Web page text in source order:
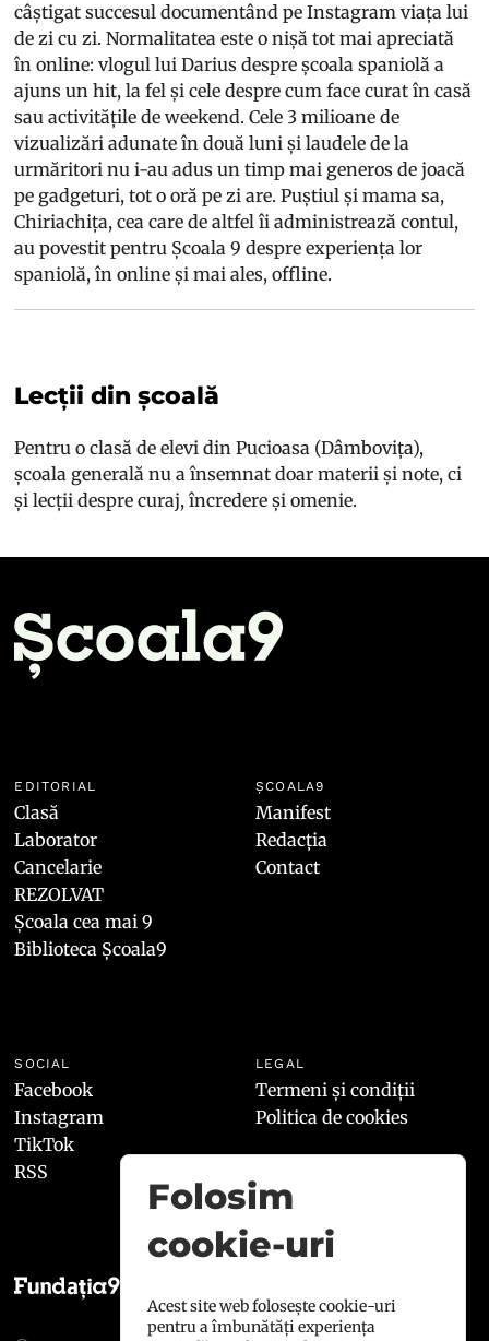
câștigat succesul documentând pe Instagram viața lui
de zi cu zi. Normalitatea este o nișă tot mai apreciată
în online: vlogul lui Darius despre școala spaniolă a
ajuns un hit, la fel și cele despre cum face curat în casă
sau activitățile de weekend. Cele 3 milioane de
vizualizări adunate în două luni și laudele de la
urmăritori nu i-au adus un timp mai generos de joacă
pe gadgeturi, tot o oră pe zi are. Puștiul și mama sa,
Chiriachița, cea care de altfel îi administrează contul,
au povestit pentru Școala 9 despre experiența lor
spaniolă, în online și mai ales, offline.
Lecții din școală
Pentru o clasă de elevi din Pucioasa (Dâmbovița),
școala generală nu a însemnat doar materii și note, ci
și lecții despre curaj, încredere și omenie.
EDITORIAL
Clasă
Laborator
Cancelarie
REZOLVAT
Școala cea mai 9
Biblioteca Școala9
ȘCOALA9
Manifest
Redacția
Contact
SOCIAL
Facebook
Instagram
TikTok
RSS
LEGAL
Termeni și condiții
Politica de cookies
Folosim
cookie-uri
Acest site web folosește cookie-uri
pentru a îmbunătăți experiența